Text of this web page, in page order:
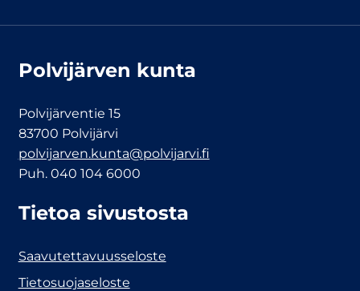
Polvijärven kunta
Polvijärventie 15
83700 Polvijärvi
polvijarven.kunta@polvijarvi.fi
Puh. 040 104 6000
Tietoa sivustosta
Saavutettavuusseloste
Tietosuojaseloste